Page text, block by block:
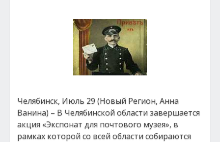
Челябинск, Июль 29 (Новый Регион, Анна
Ванина) – В Челябинской области завершается
акция «Экспонат для почтового музея», в
рамках которой со всей области собираются